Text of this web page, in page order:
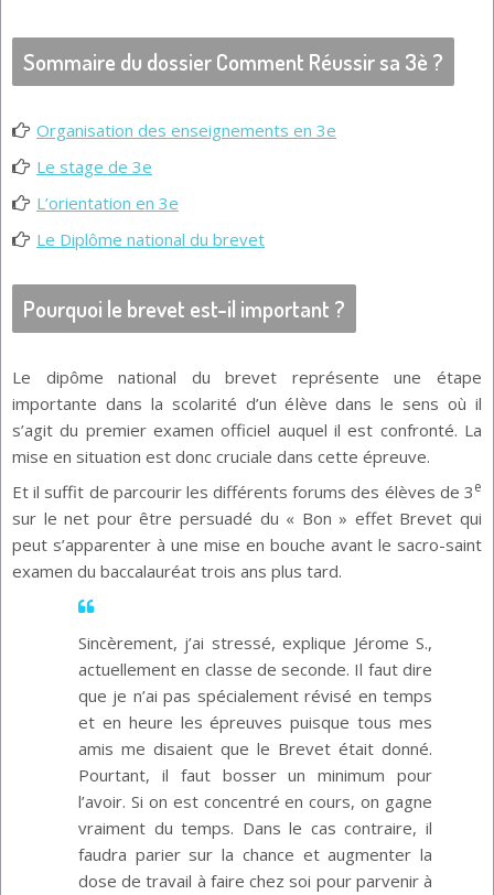
Sommaire du dossier Comment Réussir sa 3è ?
Organisation des enseignements en 3e
Le stage de 3e
L’orientation en 3e
Le Diplôme national du brevet
Pourquoi le brevet est-il important ?
Le dipôme national du brevet représente une étape
importante dans la scolarité d’un élève dans le sens où il
s’agit du premier examen officiel auquel il est confronté. La
mise en situation est donc cruciale dans cette épreuve.
Et il suffit de parcourir les différents forums des élèves de 3e
sur le net pour être persuadé du « Bon » effet Brevet qui
peut s’apparenter à une mise en bouche avant le sacro-saint
examen du baccalauréat trois ans plus tard.
Sincèrement, j’ai stressé, explique Jérome S.,
actuellement en classe de seconde. Il faut dire
que je n’ai pas spécialement révisé en temps
et en heure les épreuves puisque tous mes
amis me disaient que le Brevet était donné.
Pourtant, il faut bosser un minimum pour
l’avoir. Si on est concentré en cours, on gagne
vraiment du temps. Dans le cas contraire, il
faudra parier sur la chance et augmenter la
dose de travail à faire chez soi pour parvenir à